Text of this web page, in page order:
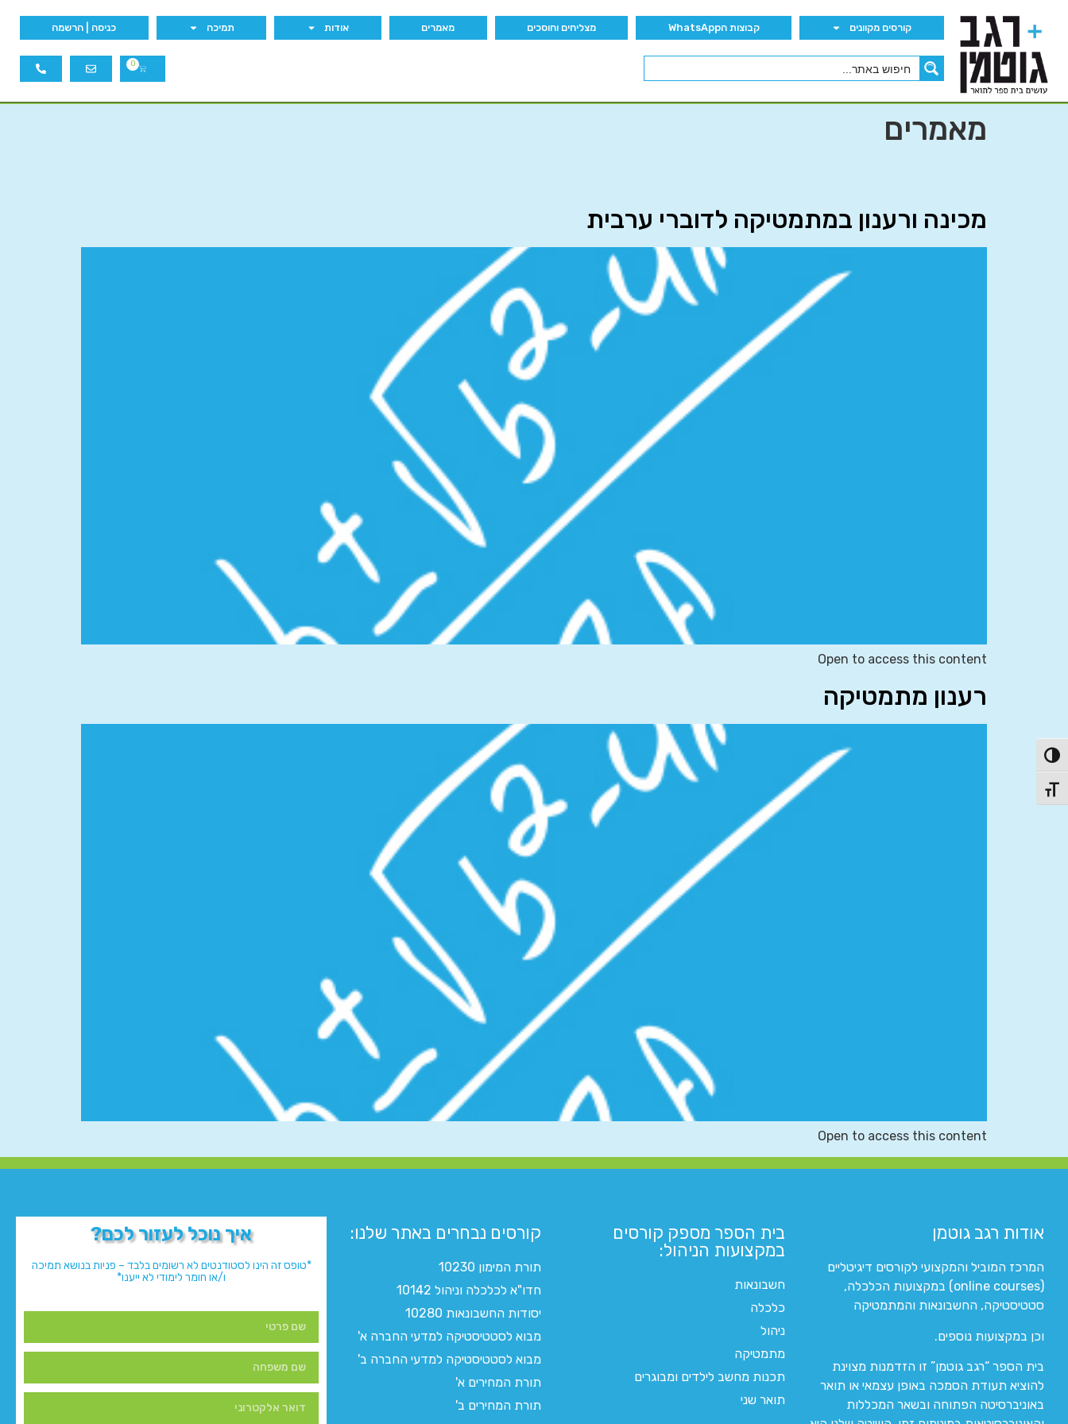
הפעל/כבה ניגודיות גבוהה
מתג גודל גופן
קורסים מקוונים קבוצות הWhatsApp מצליחים וחוסכים מאמרים אודות תמיכה כניסה | הרשמה
0
מאמרים
מכינה ורענון במתמטיקה לדוברי ערבית
Open to access this content
רענון מתמטיקה
Open to access this content
אודות רגב גוטמן
המרכז המוביל והמקצועי לקורסים דיגיטליים
(online courses) במקצועות הכלכלה,
סטטיסטיקה, החשבונאות והמתמטיקה
וכן במקצועות נוספים.
בית הספר “רגב גוטמן” זו הזדמנות מצוינת
להוציא תעודת הסמכה באופן עצמאי או תואר
באוניברסיטה הפתוחה ובשאר המכללות
בית הספר מספק קורסים
במקצועות הניהול:
חשבונאות
כלכלה
ניהול
מתמטיקה
תכנות מחשב לילדים ומבוגרים
תואר שני
קורסים נבחרים באתר שלנו:​
תורת המימון 10230
חדו"א לכלכלה וניהול 10142
יסודות החשבונאות 10280
מבוא לסטטיסטיקה למדעי החברה א'
מבוא לסטטיסטיקה למדעי החברה ב'
תורת המחירים א'
תורת המחירים ב'
איך נוכל לעזור לכם?
*טופס זה הינו לסטודנטים לא רשומים בלבד – פניות בנושא תמיכה
ו/או חומר לימודי לא ייענו*